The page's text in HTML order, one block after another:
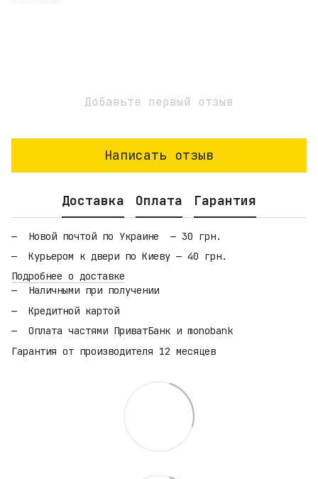
Добавьте первый отзыв
Написать отзыв
Доставка Оплата Гарантия
Новой почтой по Украине — 30 грн.
Курьером к двери по Киеву — 40 грн.
Подробнее о доставке
Наличными при получении
Кредитной картой
Оплата частями ПриватБанк и monobank
Гарантия от производителя 12 месяцев